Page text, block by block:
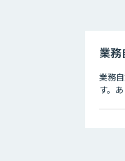
業務
業務
す。